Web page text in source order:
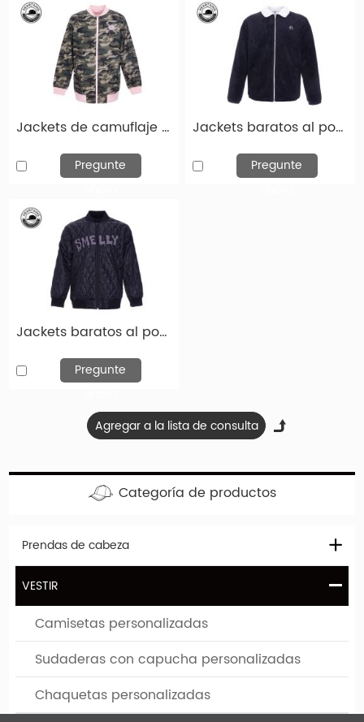
Jackets de camuflaje personalizado de chaquetas baratas al por mayor-JCK003
Pregunte
Jackets baratos al por mayor Chaqueta personalizada de la chaqueta negra-JCK002
Pregunte
Jackets baratos al por mayor de moda
Pregunte
Categoría de productos
Prendas de cabeza
VESTIR
Camisetas personalizadas
Sudaderas con capucha personalizadas
Chaquetas personalizadas